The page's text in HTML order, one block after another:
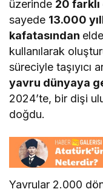
üzerinde 20
sayede 13.000
kafatasından
kullanılarak
süreciyle taşıyıcı
yavru dünyaya
2024’te, bir dişi
doğdu.
Yavrular 2.000